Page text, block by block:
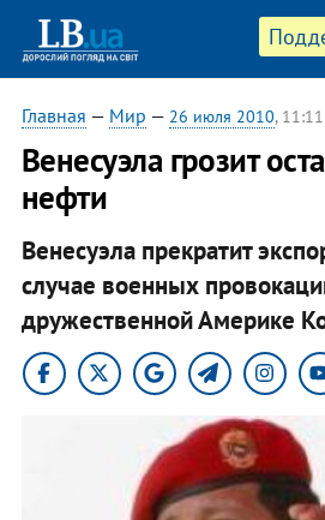
Главная — Мир — 26 июля 2010, 11:11
Венесуэла грозит
нефти
Венесуэла прекратит
случае военных
дружественной Америке